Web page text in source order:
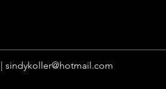
sindykoller@hotmail.com